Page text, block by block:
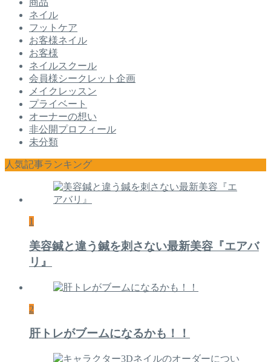
商品
ネイル
フットケア
お客様ネイル
お客様
ネイルスクール
会員様シークレット企画
メイクレッスン
プライベート
オーナーの想い
非公開プロフィール
未分類
人気記事ランキング
1
美容鍼と違う鍼を刺さない最新美容『エアバ
リ』
2
肝トレがブームになるかも！！